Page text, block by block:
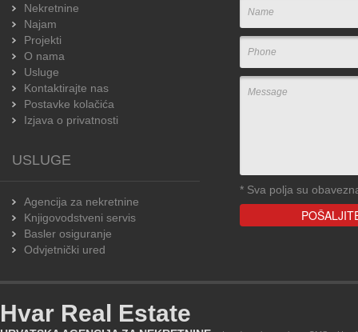
Nekretnine
Najam
Projekti
O nama
Usluge
Kontaktirajte nas
Postavke kolačića
Izjava o privatnosti
USLUGE
Agencija za nekretnine
Knjigovodstveni servis
Basler osiguranje
Odvjetnički ured
* Sva polja su
Hvar Real Estate